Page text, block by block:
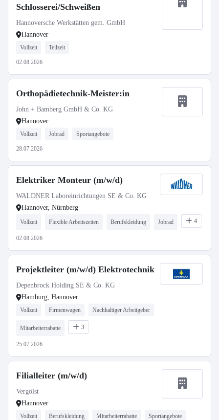
Schlosserei/Schweißen
Hannoversche Werkstätten gem. GmbH
Hannover
Vollzeit Teilzeit
02.08.2026
Orthopädietechnik-Meister:in
John + Bamberg GmbH & Co. KG
Hannover
Vollzeit Jobrad Sportangebote
28.07.2026
Elektriker Monteur (m/w/d)
WALDNER Laboreinrichtungen SE & Co. KG
Hannover, Nürnberg
Vollzeit Flexible Arbeitszeiten Berufskleidung Jobrad 4
02.08.2026
Projektleiter (m/w/d) Elektrotechnik
Depenbrock Holding SE & Co. KG
Hamburg, Hannover
Vollzeit Firmenwagen Nachhaltiger Arbeitgeber
Mitarbeiterrabatte 3
25.07.2026
Filialleiter (m/w/d)
Vergölst
Hannover
Vollzeit Berufskleidung Mitarbeiterrabatte Sportangebote